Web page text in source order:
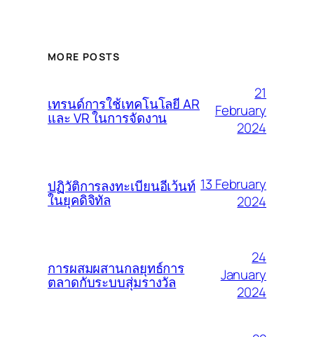
MORE POSTS
เทรนด์การใช้เทคโนโลยี AR
และ VR ในการจัดงาน
21
February
2024
ปฏิวัติการลงทะเบียนอีเว้นท์
ในยุคดิจิทัล
13 February
2024
การผสมผสานกลยุทธ์การ
ตลาดกับระบบสุ่มรางวัล
24
January
2024